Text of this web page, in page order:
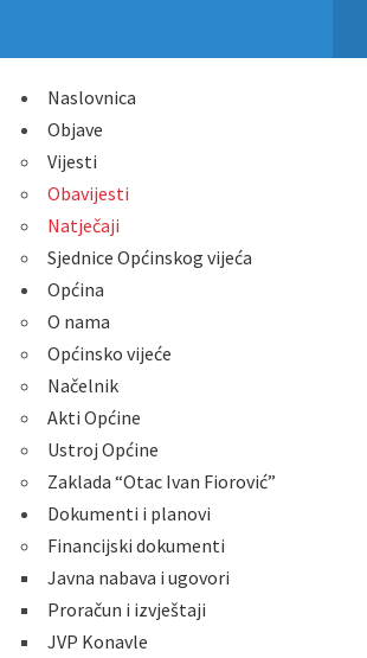
Naslovnica
Objave
Vijesti
Obavijesti
Natječaji
Sjednice Općinskog vijeća
Općina
O nama
Općinsko vijeće
Načelnik
Akti Općine
Ustroj Općine
Zaklada “Otac Ivan Fiorović”
Dokumenti i planovi
Financijski dokumenti
Javna nabava i ugovori
Proračun i izvještaji
JVP Konavle